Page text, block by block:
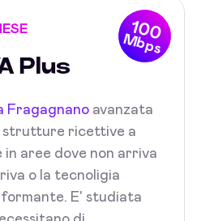
100
Mbps
Plus
Fragagnano avanzata
strutture ricettive a
aree dove non arriva
o la tecnoligia
E' studiata